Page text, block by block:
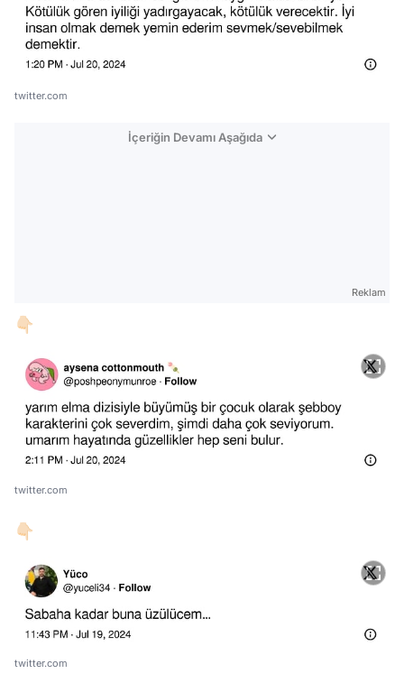
twitter.com
İçeriğin Devamı Aşağıda
Reklam
👇🏻
twitter.com
👇🏻
twitter.com